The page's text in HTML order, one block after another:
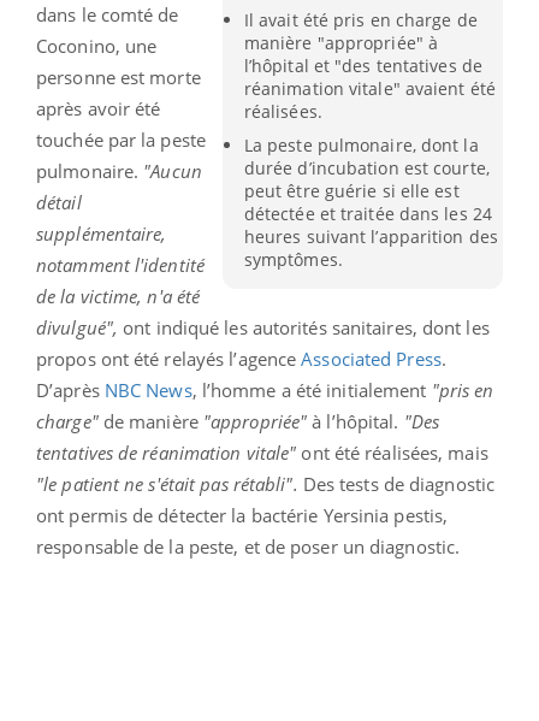
Il avait été pris en charge de
manière "appropriée" à
l’hôpital et "des tentatives de
réanimation vitale" avaient été
réalisées.
La peste pulmonaire, dont la
durée d’incubation est courte,
peut être guérie si elle est
détectée et traitée dans les 24
heures suivant l’apparition des
symptômes.
dans le comté de
Coconino, une
personne est morte
après avoir été
touchée par la peste
pulmonaire. "Aucun
détail
supplémentaire,
notamment l'identité
de la victime, n'a été
divulgué", ont indiqué les autorités sanitaires, dont les
propos ont été relayés l’agenceAssociated Press.
D’après NBC News, l’homme a été initialement "pris en
charge"de manière "appropriée" à l’hôpital. "Des
tentatives de réanimation vitale" ont été réalisées, mais
"le patient ne s'était pas rétabli". Des tests de diagnostic
ont permis de détecter la bactérie Yersinia pestis,
responsable de la peste, et de poser un diagnostic.